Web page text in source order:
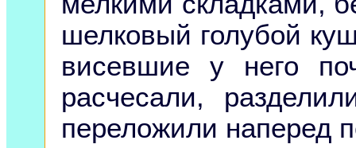
шелковый голубой
висевшие у него
расчесали,
переложили наперед